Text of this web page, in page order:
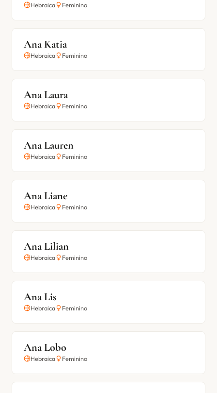
Hebraica Feminino
Ana Katia
Hebraica Feminino
Ana Laura
Hebraica Feminino
Ana Lauren
Hebraica Feminino
Ana Liane
Hebraica Feminino
Ana Lilian
Hebraica Feminino
Ana Lis
Hebraica Feminino
Ana Lobo
Hebraica Feminino